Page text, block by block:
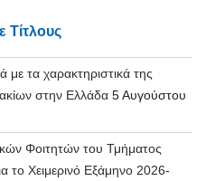
Τίτλους
με τα χαρακτηριστικά της
στην Ελλάδα 5 Αυγούστου
Φοιτητών του Τμήματος
το Χειμερινό Εξάμηνο 2026-